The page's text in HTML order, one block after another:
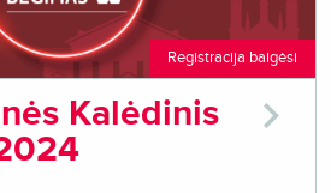
Registracija baigėsi
Kalėdinis